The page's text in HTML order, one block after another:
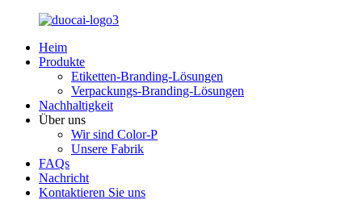
Heim
Produkte
Etiketten-Branding-Lösungen
Verpackungs-Branding-Lösungen
Nachhaltigkeit
Über uns
Wir sind Color-P
Unsere Fabrik
FAQs
Nachricht
Kontaktieren Sie uns